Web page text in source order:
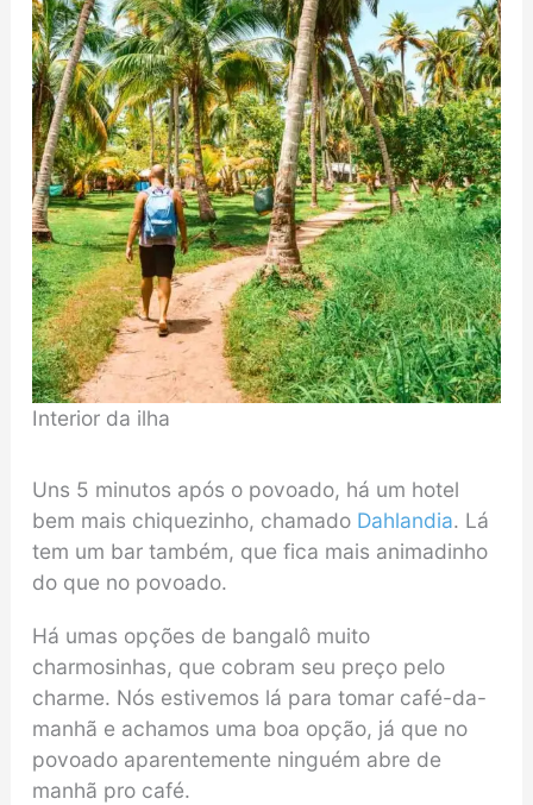
Interior da ilha
Uns 5 minutos após o povoado, há um hotel
bem mais chiquezinho, chamado Dahlandia. Lá
tem um bar também, que fica mais animadinho
do que no povoado.
Há umas opções de bangalô muito
charmosinhas, que cobram seu preço pelo
charme. Nós estivemos lá para tomar café-da-
manhã e achamos uma boa opção, já que no
povoado aparentemente ninguém abre de
manhã pro café.